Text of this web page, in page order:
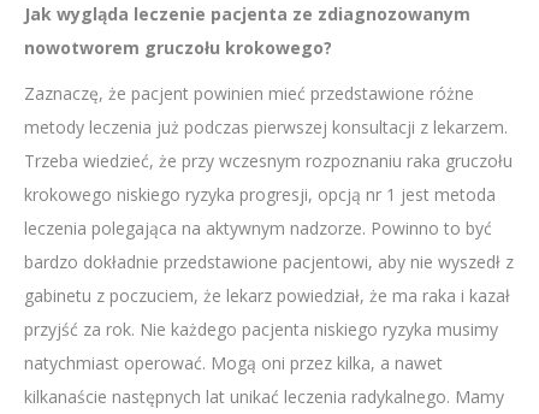
Jak wygląda leczenie pacjenta ze zdiagnozowanym
nowotworem gruczołu krokowego?
Zaznaczę, że pacjent powinien mieć przedstawione różne
metody leczenia już podczas pierwszej konsultacji z lekarzem.
Trzeba wiedzieć, że przy wczesnym rozpoznaniu raka gruczołu
krokowego niskiego ryzyka progresji, opcją nr 1 jest metoda
leczenia polegająca na aktywnym nadzorze. Powinno to być
bardzo dokładnie przedstawione pacjentowi, aby nie wyszedł z
gabinetu z poczuciem, że lekarz powiedział, że ma raka i kazał
przyjść za rok. Nie każdego pacjenta niskiego ryzyka musimy
natychmiast operować. Mogą oni przez kilka, a nawet
kilkanaście następnych lat unikać leczenia radykalnego. Mamy